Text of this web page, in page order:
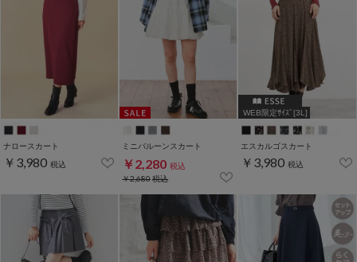
ナロースカート
￥3,980 税込
ミニバルーンスカート
￥2,280 税込
￥2,680税込
WEB限定ｻｲｽﾞ[3L]
エスカルゴスカート
￥3,980 税込